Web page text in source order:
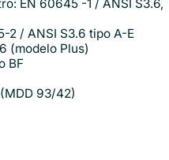
EN 60645 -1 / ANSI S3.6,
2 / ANSI S3.6 tipo A-E
(modelo Plus)
BF
93/42)